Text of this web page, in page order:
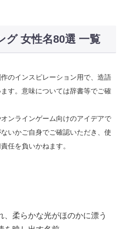
グ 女性名80選 一覧
のインスピレーション用で、造語
す。意味については辞書等でご確
ンラインゲーム向けのアイデアで
いかご自身でご確認いただき、使
任を負いかねます。
、柔らかな光がほのかに漂う